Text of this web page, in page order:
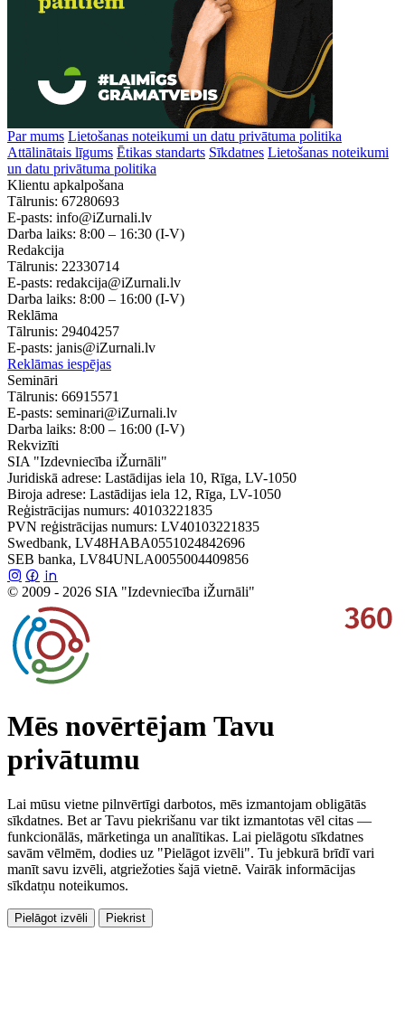
Par mums Lietošanas noteikumi un datu privātuma politika
Attālinātais līgums Ētikas standarts Sīkdatnes Lietošanas noteikumi
un datu privātuma politika
Klientu apkalpošana
Tālrunis: 67280693
E-pasts: info@iZurnali.lv
Darba laiks: 8:00 – 16:30 (I-V)
Redakcija
Tālrunis: 22330714
E-pasts: redakcija@iZurnali.lv
Darba laiks: 8:00 – 16:00 (I-V)
Reklāma
Tālrunis: 29404257
E-pasts: janis@iZurnali.lv
Reklāmas iespējas
Semināri
Tālrunis: 66915571
E-pasts: seminari@iZurnali.lv
Darba laiks: 8:00 – 16:00 (I-V)
Rekvizīti
SIA "Izdevniecība iŽurnāli"
Juridiskā adrese: Lastādijas iela 10, Rīga, LV-1050
Biroja adrese: Lastādijas iela 12, Rīga, LV-1050
Reģistrācijas numurs: 40103221835
PVN reģistrācijas numurs: LV40103221835
Swedbank, LV48HABA0551024842696
SEB banka, LV84UNLA0055004409856
© 2009 - 2026 SIA "Izdevniecība iŽurnāli"
Mēs novērtējam Tavu
privātumu
Lai mūsu vietne pilnvērtīgi darbotos, mēs izmantojam obligātās
sīkdatnes. Bet ar Tavu piekrišanu var tikt izmantotas vēl citas —
funkcionālās, mārketinga un analītikas. Lai pielāgotu sīkdatnes
savām vēlmēm, dodies uz "Pielāgot izvēli". Tu jebkurā brīdī vari
manīt savu izvēli, atgriežoties šajā vietnē. Vairāk informācijas
sīkdatņu noteikumos.
Pielāgot izvēli Piekrist